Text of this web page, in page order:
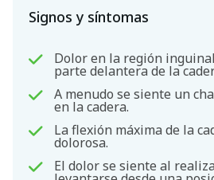
Signos y síntomas
Dolor en la región
parte delantera de la
A menudo se siente un
en la cadera.
La flexión máxima de la
dolorosa.
El dolor se siente al